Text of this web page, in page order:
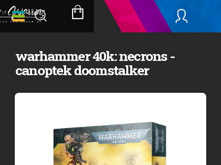
Přejít
na
obsah
NÁKUPNÍ
KOŠÍK
warhammer 40k: necrons -
canoptek doomstalker